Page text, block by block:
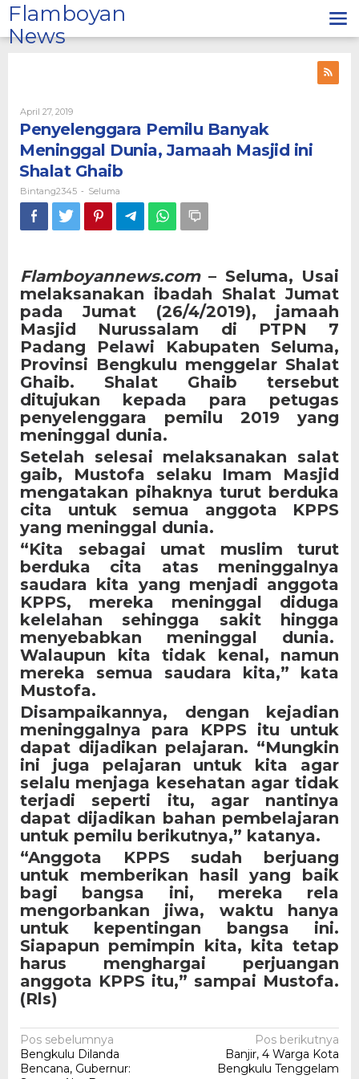
Lewati
ke
konten
Flamboyan
News
April 27, 2019Oleh
Bintang2345
Penyelenggara Pemilu Banyak
Meninggal Dunia, Jamaah Masjid ini
Shalat Ghaib
Bintang2345 - Seluma
Flamboyannews.com– Seluma, Usai
melaksanakan ibadah Shalat Jumat
pada Jumat (26/4/2019), jamaah
Masjid Nurussalam di PTPN 7
Padang Pelawi Kabupaten Seluma,
Provinsi Bengkulu menggelar Shalat
Ghaib. Shalat Ghaib tersebut
ditujukan kepada para petugas
penyelenggara pemilu 2019 yang
meninggal dunia.
Setelah selesai melaksanakan salat
gaib, Mustofa selaku Imam Masjid
mengatakan pihaknya turut berduka
cita untuk semua anggota KPPS
yang meninggal dunia.
“Kita sebagai umat muslim turut
berduka cita atas meninggalnya
saudara kita yang menjadi anggota
KPPS, mereka meninggal diduga
kelelahan sehingga sakit hingga
menyebabkan meninggal dunia.
Walaupun kita tidak kenal, namun
mereka semua saudara kita,” kata
Mustofa.
Disampaikannya, dengan kejadian
meninggalnya para KPPS itu untuk
dapat dijadikan pelajaran. “Mungkin
ini juga pelajaran untuk kita agar
selalu menjaga kesehatan agar tidak
terjadi seperti itu, agar nantinya
dapat dijadikan bahan pembelajaran
untuk pemilu berikutnya,” katanya.
“Anggota KPPS sudah berjuang
untuk memberikan hasil yang baik
bagi bangsa ini, mereka rela
mengorbankan jiwa, waktu hanya
untuk kepentingan bangsa ini.
Siapapun pemimpin kita, kita tetap
harus menghargai perjuangan
anggota KPPS itu,” sampai Mustofa.
(Rls)
Navigasi
pos
Pos sebelumnya
Bengkulu Dilanda
Bencana, Gubernur:
Pos berikutnya
Banjir, 4 Warga Kota
Bengkulu Tenggelam